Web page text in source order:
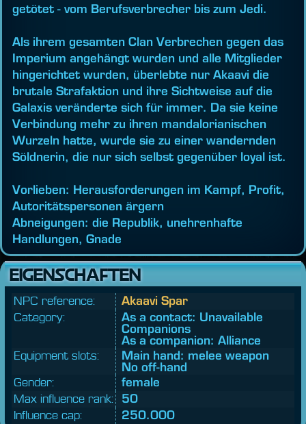
getötet - vom Berufsverbrecher bis zum Jedi.
Als ihrem gesamten Clan Verbrechen gegen das
Imperium angehängt wurden und alle Mitglieder
hingerichtet wurden, überlebte nur Akaavi die
brutale Strafaktion und ihre Sichtweise auf die
Galaxis veränderte sich für immer. Da sie keine
Verbindung mehr zu ihren mandalorianischen
Wurzeln hatte, wurde sie zu einer wandernden
Söldnerin, die nur sich selbst gegenüber loyal ist.
Vorlieben: Herausforderungen im Kampf, Profit,
Autoritätspersonen ärgern
Abneigungen: die Republik, unehrenhafte
Handlungen, Gnade
EIGENSCHAFTEN
NPC reference:
Akaavi Spar
Category:
As a contact: Unavailable
Companions
As a companion: Alliance
Equipment slots:
Main hand: melee weapon
No off-hand
Gender:
female
Max influence rank:
50
Influence cap:
250.000